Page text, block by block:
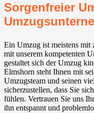
Sorgenfreier
Ein Umzug ist meistens mit
mit unserem kompetenten
gestaltet sich der Umzug
Elmshorn steht Ihnen mit
Umzugsteam und seinen
sicherzustellen, dass Sie
fühlen. Vertrauen Sie uns
ihn entspannt und